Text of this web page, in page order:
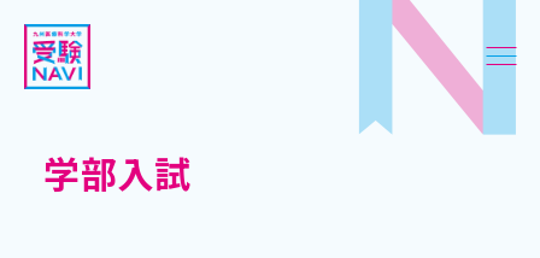
学部入試